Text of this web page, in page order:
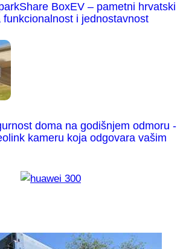
BoxEV – pametni hrvatski
funkcionalnost i jednostavnost
doma na godišnjem odmoru -
kameru koja odgovara vašim